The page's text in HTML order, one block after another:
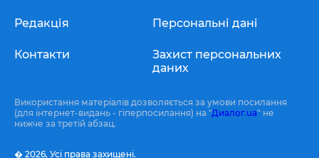
Редакція
Контакти
Персональні дані
Захист персональних
даних
Використання матеріалів дозволяється за умови посилання
(для інтернет-видань - гіперпосилання) на "Диалог.ua" не
нижче за третій абзац.
� 2026, Усі права захищені.